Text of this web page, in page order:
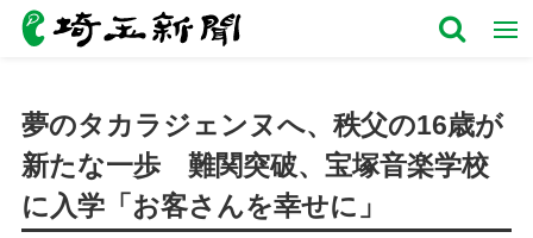
夢のタカラジェンヌへ、秩父の16歳が
新たな一歩 難関突破、宝塚音楽学校
に入学「お客さんを幸せに」